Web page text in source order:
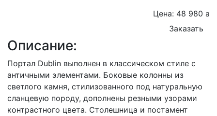
Цена: 48 980 a
Заказать
Описание:
Портал Dublin выполнен в классическом стиле с
античными элементами. Боковые колонны из
светлого камня, стилизованного под натуральную
сланцевую породу, дополнены резными узорами
контрастного цвета. Столешница и постамент